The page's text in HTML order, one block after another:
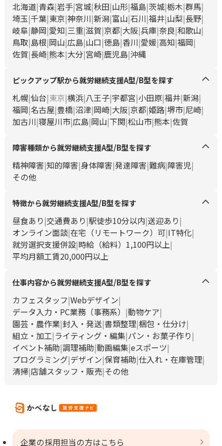
北海道 青森 岩手 宮城 秋田 山形 福島 茨城 栃木 群馬
埼玉 千葉 東京 神奈川 新潟 富山 石川 福井 山梨 長野
岐阜 静岡 愛知 三重 滋賀 京都 大阪 兵庫 奈良 和歌山
鳥取 島根 岡山 広島 山口 徳島 香川 愛媛 高知 福岡
佐賀 長崎 熊本 大分 宮崎 鹿児島 沖縄
ピックアップ駅から就労継続支援A型/B型を探す
札幌 仙台 東京 横浜 八王子 宇都宮 小田原 福井 新潟
福岡 名古屋 豊橋 沼津 岡崎 大阪 京都 姫路 堺市 尼崎
加古川 寝屋川市 広島 岡山 下関 松山市 熊本 佐賀
障害種類から就労継続支援A型/B型を探す
精神障害 知的障害 身体障害 発達障害 難病 障害児
その他
特徴から就労継続支援A型/B型を探す
昼食あり 交通費あり 駅徒歩10分以内 送迎あり
オンライン面談 在宅（リモートワーク）可 IT特化
就労選択支援併設 時給（給料）1,100円以上
平均月額工賃20,000円以上
仕事内容から就労継続支援A型/B型を探す
カフェスタッフ Webデザイン
データ入力・PC業務（事務系）
動物ケア
園芸・農作業 封入・発送 書類整理 梱包・仕分け
組立・加工 ライティング・編集 パン・お菓子作り
イベント補助 調理補助 動画編集 eスポーツ
プログラミング デザイン 保育補助 仕入れ・在庫管理
清掃 店舗スタッフ・販売 その他
企業の採用担当の方はこちら